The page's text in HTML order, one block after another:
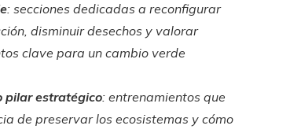
: secciones dedicadas a reconfigurar
disminuir desechos y valorar
clave para un cambio verde
pilar estratégico: entrenamientos que
de preservar los ecosistemas y cómo